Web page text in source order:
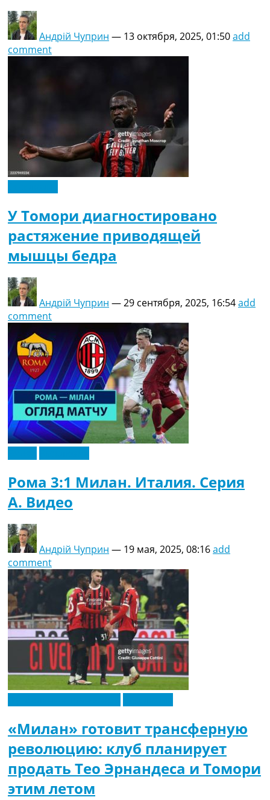
Андрій Чуприн — 13 октября, 2025, 01:50add
comment
У Томори диагностировано
растяжение приводящей
мышцы бедра
Андрій Чуприн —29 сентября, 2025, 16:54add
comment
Рома 3:1 Милан. Италия. Серия
A. Видео
Андрій Чуприн — 19 мая, 2025, 08:16add
comment
«Милан» готовит трансферную
революцию: клуб планирует
продать Тео Эрнандеса и Томори
этим летом